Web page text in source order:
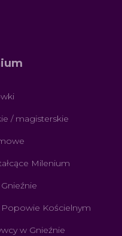
/ magisterskie
Milenium
Kościelnym
w Gnieźnie